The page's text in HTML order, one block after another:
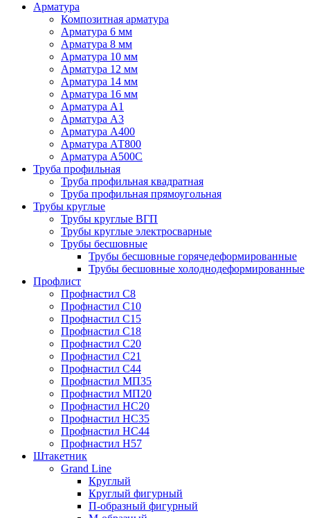
Арматура
Композитная арматура
Арматура 6 мм
Арматура 8 мм
Арматура 10 мм
Арматура 12 мм
Арматура 14 мм
Арматура 16 мм
Арматура А1
Арматура А3
Арматура А400
Арматура АТ800
Арматура А500С
Труба профильная
Труба профильная квадратная
Труба профильная прямоугольная
Трубы круглые
Трубы круглые ВГП
Трубы круглые электросварные
Трубы бесшовные
Трубы бесшовные горячедеформированные
Трубы бесшовные холоднодеформированные
Профлист
Профнастил С8
Профнастил С10
Профнастил С15
Профнастил С18
Профнастил С20
Профнастил С21
Профнастил С44
Профнастил МП35
Профнастил МП20
Профнастил НС20
Профнастил НС35
Профнастил НС44
Профнастил Н57
Штакетник
Grand Line
Круглый
Круглый фигурный
П-образный фигурный